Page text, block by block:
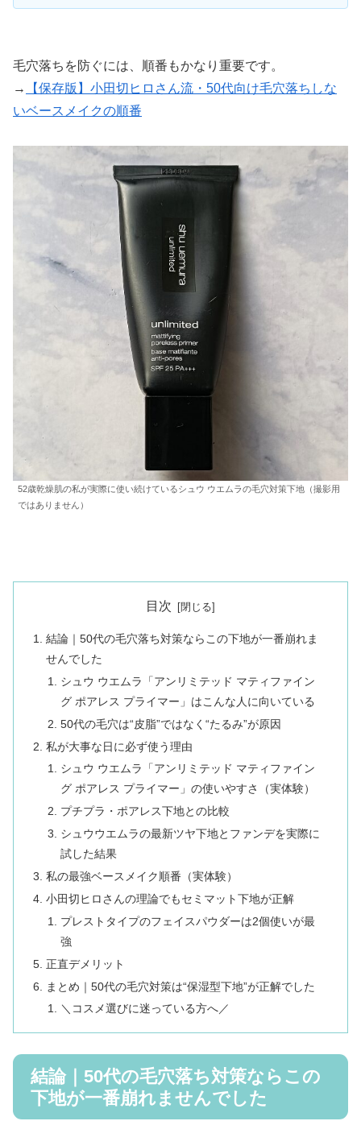
毛穴落ちを防ぐには、順番もかなり重要です。
→
【保存版】小田切ヒロさん流・50代向け毛穴落ちしな
いベースメイクの順番
52歳乾燥肌の私が実際に使い続けているシュウ ウエムラの毛穴対策下地（撮影用
ではありません）
目次
結論｜50代の毛穴落ち対策ならこの下地が一番崩れま
せんでした
シュウ ウエムラ「アンリミテッド マティファイン
グ ポアレス プライマー」はこんな人に向いている
50代の毛穴は“皮脂”ではなく“たるみ”が原因
私が大事な日に必ず使う理由
シュウ ウエムラ「アンリミテッド マティファイン
グ ポアレス プライマー」の使いやすさ（実体験）
プチプラ・ポアレス下地との比較
シュウウエムラの最新ツヤ下地とファンデを実際に
試した結果
私の最強ベースメイク順番（実体験）
小田切ヒロさんの理論でもセミマット下地が正解
プレストタイプのフェイスパウダーは2個使いが最
強
正直デメリット
まとめ｜50代の毛穴対策は“保湿型下地”が正解でした
＼コスメ選びに迷っている方へ／
結論｜50代の毛穴落ち対策ならこの
下地が一番崩れませんでした